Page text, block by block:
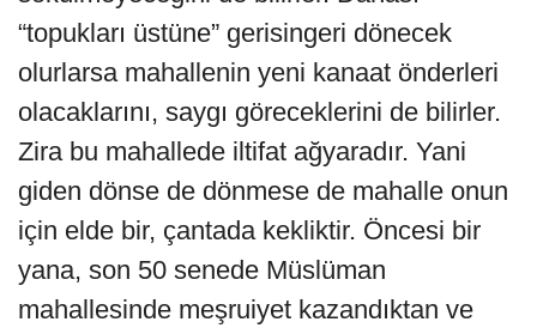
“topukları üstüne” gerisingeri dönecek
olurlarsa mahallenin yeni kanaat önderleri
olacaklarını, saygı göreceklerini de bilirler.
Zira bu mahallede iltifat ağyaradır. Yani
giden dönse de dönmese de mahalle onun
için elde bir, çantada kekliktir. Öncesi bir
yana, son 50 senede Müslüman
mahallesinde meşruiyet kazandıktan ve